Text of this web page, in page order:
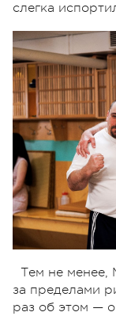
слегка
Тем не менее,
за пределами
раз об этом —